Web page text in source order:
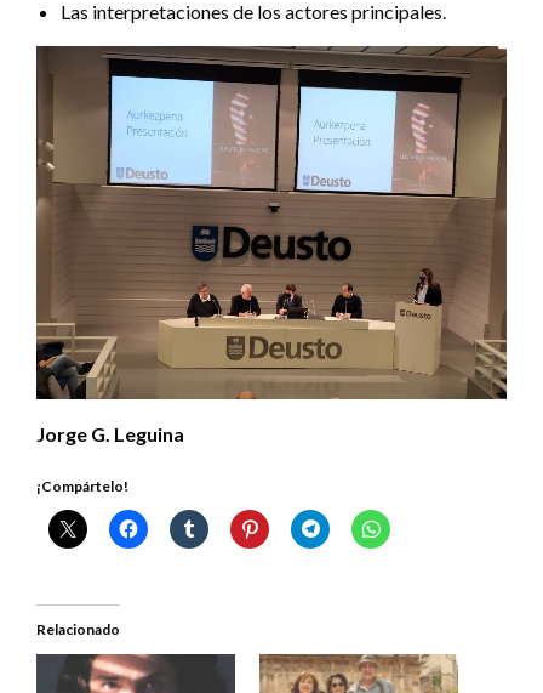
Las interpretaciones de los actores principales.
Jorge G. Leguina
¡Compártelo!
Relacionado